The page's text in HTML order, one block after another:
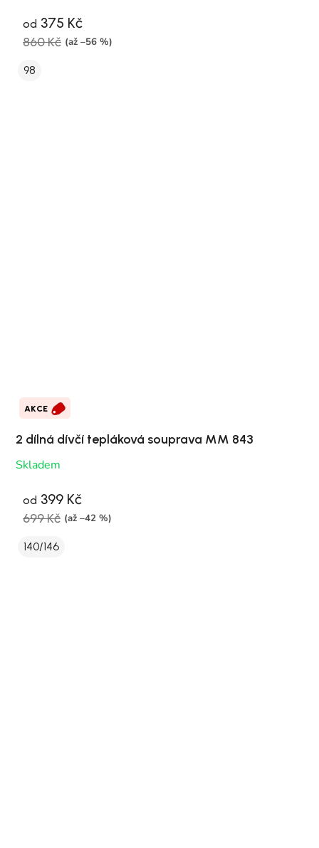
od 375 Kč
860 Kč (až –56 %)
98
AKCE
2 dílná dívčí tepláková souprava MM 843
Skladem
od 399 Kč
699 Kč (až –42 %)
140/146